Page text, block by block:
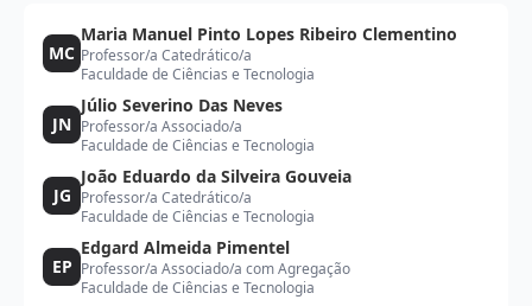
MC
Maria Manuel Pinto Lopes Ribeiro Clementino
Professor/a Catedrático/a
Faculdade de Ciências e Tecnologia
JN
Júlio Severino Das Neves
Professor/a Associado/a
Faculdade de Ciências e Tecnologia
JG
João Eduardo da Silveira Gouveia
Professor/a Catedrático/a
Faculdade de Ciências e Tecnologia
EP
Edgard Almeida Pimentel
Professor/a Associado/a com Agregação
Faculdade de Ciências e Tecnologia